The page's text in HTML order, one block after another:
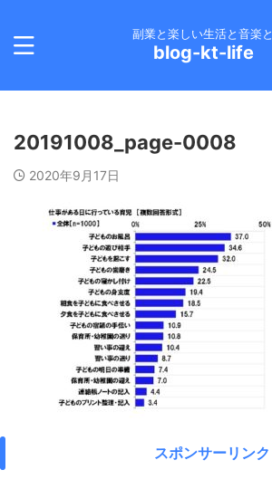
副業と楽しい生活と音楽と
blog-kt-life
20191008_page-0008
2020年9月17日
スポンサーリンク